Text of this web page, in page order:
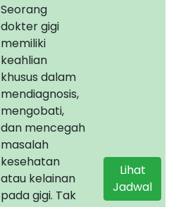
Seorang
dokter gigi
memiliki
keahlian
khusus dalam
mendiagnosis,
mengobati,
dan mencegah
masalah
kesehatan
atau kelainan
pada gigi. Tak
Lihat
Jadwal